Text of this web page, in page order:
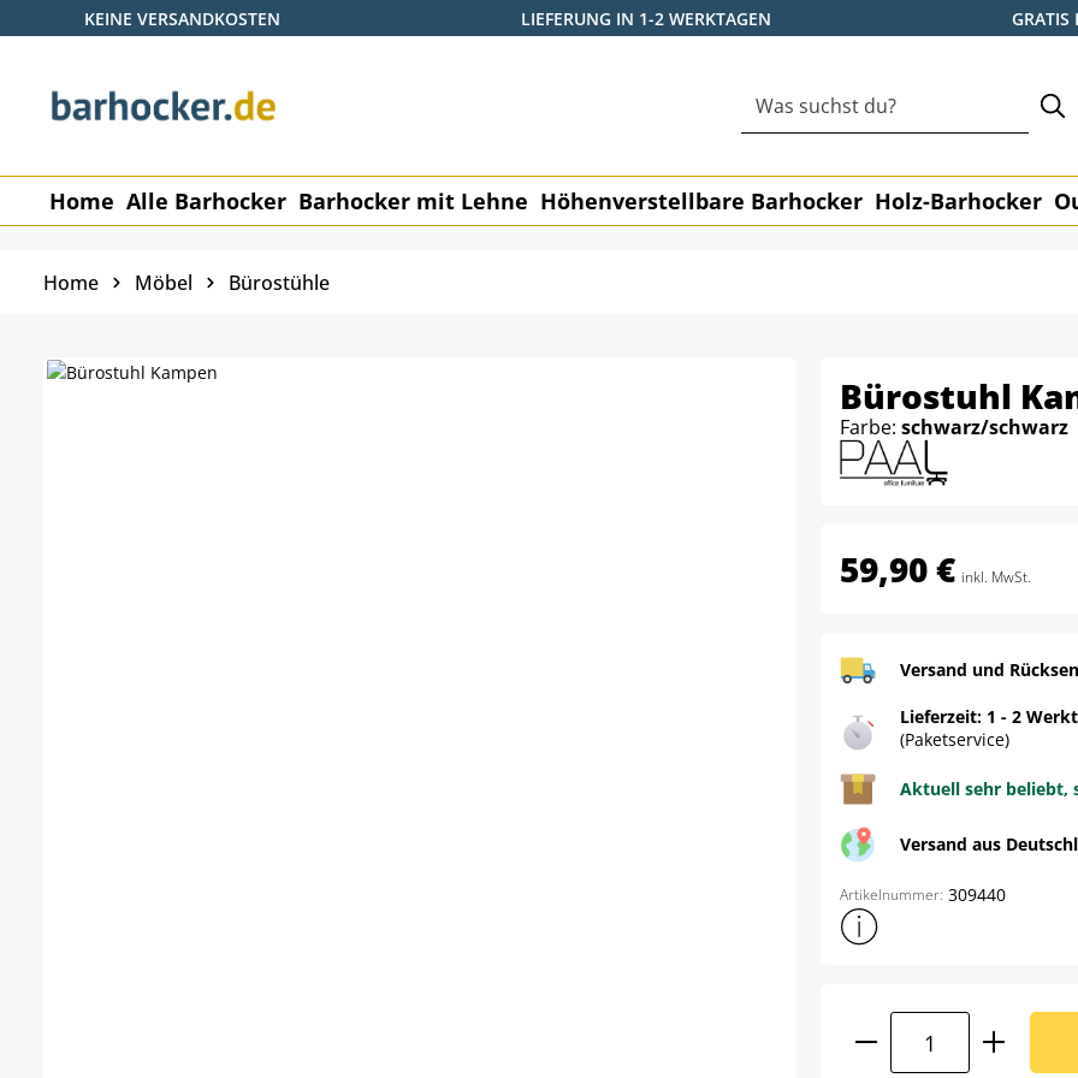
Hauptinhalt springen
Zur Suche springen
Zur Hauptnavigation springen
KEINE VERSANDKOSTEN LIEFERUNG IN 1-2 WERKTAGEN GRATIS
Home Alle Barhocker Barhocker mit Lehne Höhenverstellbare Barhocker Holz-Barhocker
Home Möbel Bürostühle
Bürostuhl
Farbe: schwarz/schwarz
59,90 € inkl. MwSt.
Versand und
Lieferzeit: 1 - 2
(Paketservice)
Aktuell sehr beliebt,
Versand aus
Artikelnummer: 309440
Weitere
Produkt Anzahl: